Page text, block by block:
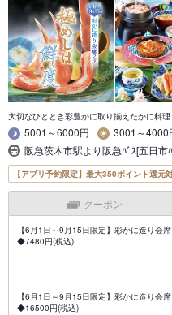
大切なひととき彩豊かに取り揃えたかに料理
5001～6000円
3001～4000
阪急茨木市駅より阪急ﾊﾞｽ[五日
【アプリ予約限定】最大350ポイント還元
クーポン
【6月1日～9月15日限定】彩かに造り会
◆7480円(税込)
【6月1日～9月15日限定】彩かに造り会
◆16500円(税込)